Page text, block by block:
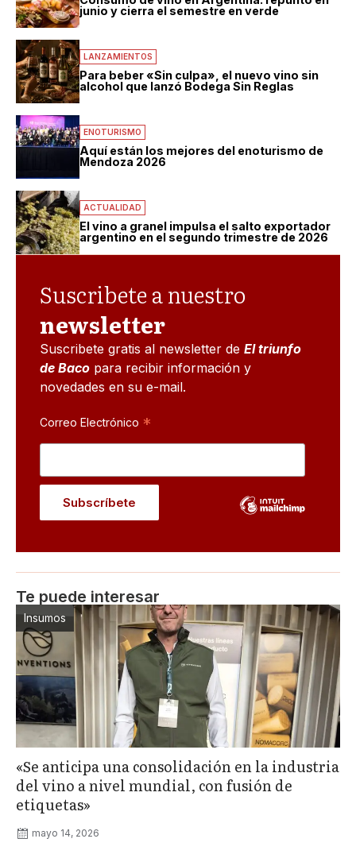
junio y cierra el semestre en verde
LANZAMIENTOS
Para beber «Sin culpa», el nuevo vino sin
alcohol que lanzó Bodega Sin Reglas
ENOTURISMO
Aquí están los mejores del enoturismo de
Mendoza 2026
ACTUALIDAD
El vino a granel impulsa el salto exportador
argentino en el segundo trimestre de 2026
Suscribete a nuestro
newsletter
Suscribete gratis al newsletter de El triunfo
de Baco para recibir información y
novedades en su e-mail.
Correo Electrónico *
Te puede interesar
Insumos
«Se anticipa una consolidación en la industria
del vino a nivel mundial, con fusión de
etiquetas»
mayo 14, 2026